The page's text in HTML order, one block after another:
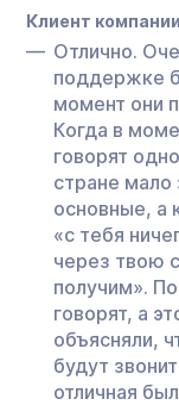
Клиент
Отлично.
поддержке
момент они
Когда в
говорят
стране мало
основные, а
«с тебя
через твою
получим».
говорят, а
объясняли,
будут
отличная